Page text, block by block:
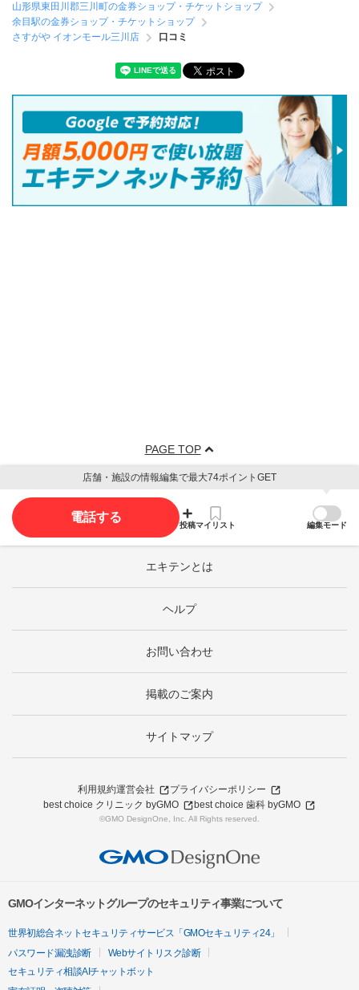
山形県東田川郡三川町の金券ショップ・チケットショップ
余目駅の金券ショップ・チケットショップ
さすがや イオンモール三川店
口コミ
PAGE TOP
店舗・施設の情報編集で最大74ポイントGET
電話する
投稿マイリスト 編集モード
エキテンとは
ヘルプ
お問い合わせ
掲載のご案内
サイトマップ
利用規約運営会社
プライバシーポリシー
best choice クリニック byGMO
best choice 歯科 byGMO
©GMO DesignOne, Inc. All Rights reserved.
GMOインターネットグループのセキュリティ事業について
世界初総合ネットセキュリティサービス「GMOセキュリティ24」
パスワード漏洩診断
Webサイトリスク診断
セキュリティ相談AIチャットボット